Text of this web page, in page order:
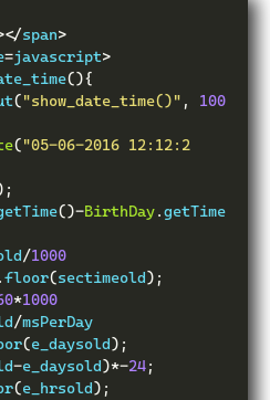
span>
=javascript>
(){
("show_date_time()" ,
100
("05-06-2016 12:12:2
()-BirthDay.getTime
/1000
.floor(sectimeold);
*1000
/msPerDay
(e_daysold);
-e_daysold)*-24;
(e_hrsold);